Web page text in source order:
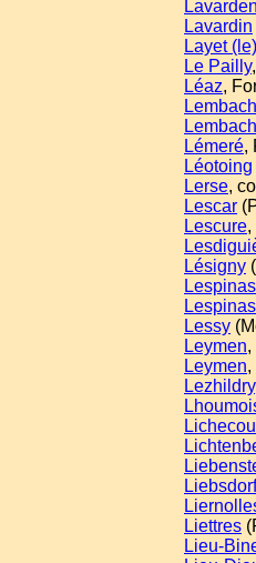
Lavardin
Layet (le)
Le Pailly
Léaz,
Lembach
Lembach
Lémeré,
Léotoing
Lerse,
Lescar
Lescure,
Lésigny
Lessy
Leymen,
Leymen,
Lezhildry
Liebsdorf
Liettres
Lieu-